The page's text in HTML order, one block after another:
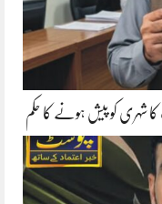
کا شہری کو پیش ہونے کا حکم